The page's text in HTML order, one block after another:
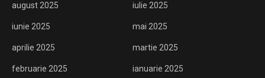
august 2025 iulie 2025
iunie 2025 mai 2025
aprilie 2025 martie 2025
februarie 2025 ianuarie 2025